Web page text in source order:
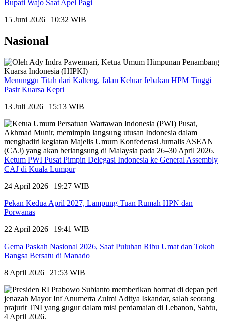
Bupati Wajo Saat Apel Pagi
15 Juni 2026 | 10:32 WIB
Nasional
Menunggu Titah dari Kalteng, Jalan Keluar Jebakan HPM Tinggi
Pasir Kuarsa Kepri
13 Juli 2026 | 15:13 WIB
Ketum PWI Pusat Pimpin Delegasi Indonesia ke General Assembly
CAJ di Kuala Lumpur
24 April 2026 | 19:27 WIB
Pekan Kedua April 2027, Lampung Tuan Rumah HPN dan
Porwanas
22 April 2026 | 19:41 WIB
Gema Paskah Nasional 2026, Saat Puluhan Ribu Umat dan Tokoh
Bangsa Bersatu di Manado
8 April 2026 | 21:53 WIB